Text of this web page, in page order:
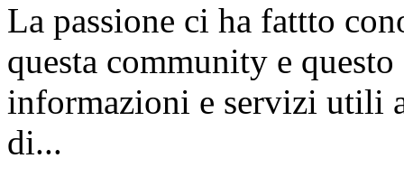
La passione ci ha fattto
questa community e
informazioni e servizi utili
di...